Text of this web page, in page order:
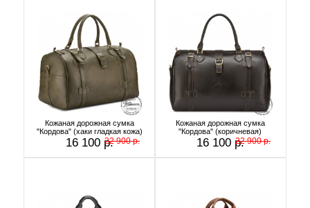
Кожаная дорожная сумка
"Кордова" (хаки гладкая кожа)
16 100 р.22 900 р.
Кожаная дорожная сумка
"Кордова" (коричневая)
16 100 р.22 900 р.